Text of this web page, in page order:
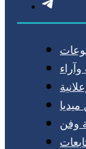
وفن